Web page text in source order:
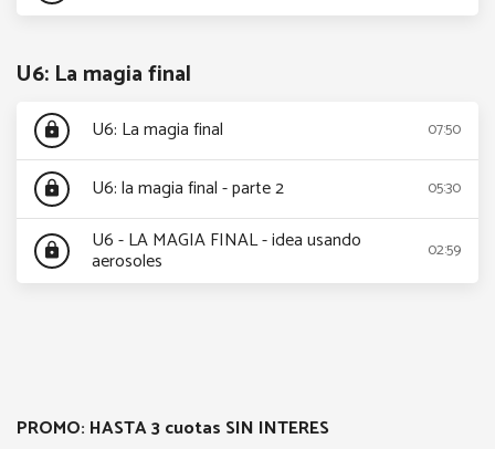
U6: La magia final
lock U6: La magia final 07:50
lock U6: la magia final - parte 2 05:30
lock U6 - LA MAGIA FINAL - idea usando
aerosoles 02:59
PROMO: HASTA 3 cuotas SIN INTERES